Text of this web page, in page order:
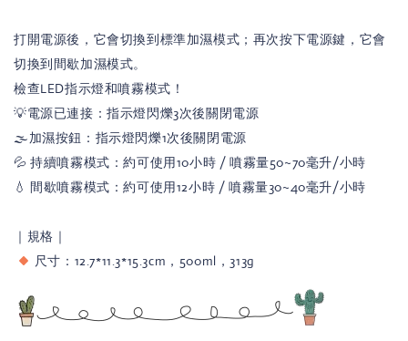
打開電源後，它會切換到標準加濕模式；再次按下電源鍵，它會
切換到間歇加濕模式。
檢查LED指示燈和噴霧模式！
💡電源已連接：指示燈閃爍3次後關閉電源
🌫️加濕按鈕：指示燈閃爍1次後關閉電源
💦 持續噴霧模式：約可使用10小時 / 噴霧量50~70毫升/小時
💧 間歇噴霧模式：約可使用12小時 / 噴霧量30~40毫升/小時
｜規格｜
尺寸：12.7*11.3*15.3cm，500ml，313g